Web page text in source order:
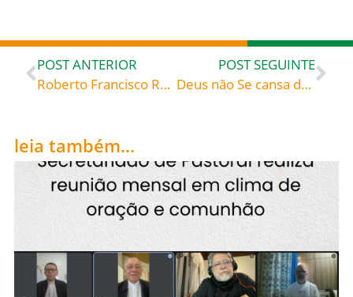
POST ANTERIOR
Roberto Francisco Rômulo Belarmino veio ao mundo no dia 4 de outubro de 1542, em Montepulciano, Itália. Era filho de pais humildes e católicos de muita fé. Tiveram doze filhos, dos quais seis abraçaram a vida religiosa, tal foi a influência do ambiente cristão que proporcionaram a eles com os seus exemplos: São Roberto Belarmino (1542-1621), celebrado hoje, 17, roga por todos nós!
POST SEGUINTE
Deus não Se cansa de nos chamar à conversão – São Basílio (c. 330-379) monge, bispo de Cesareia da Capadócia, doutor da Igreja Grandes Regras monásticas, Prólogo
leia também...